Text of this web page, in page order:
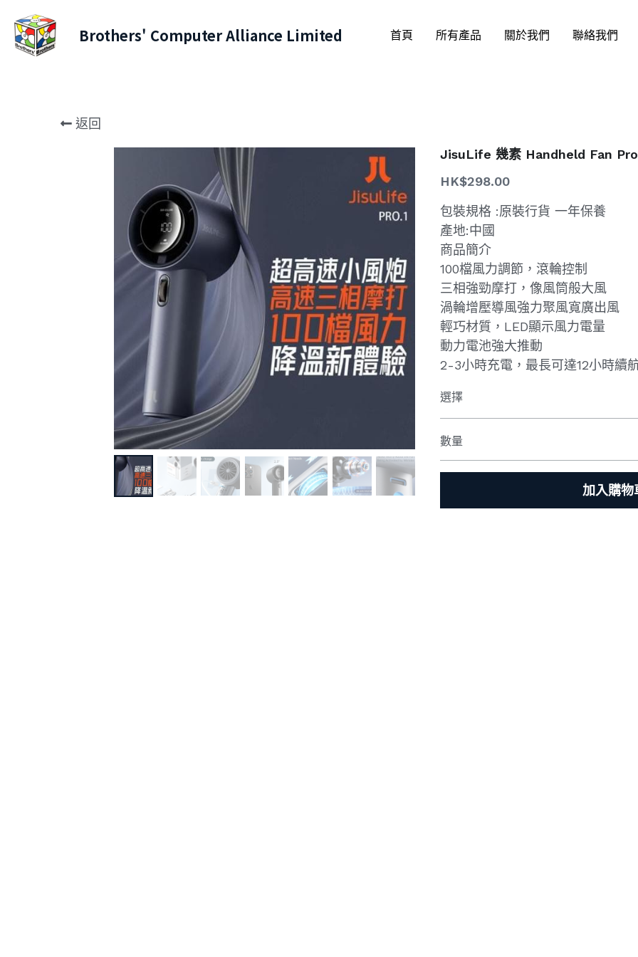
Brothers' Computer Alliance Limited 首頁 所有產品 關於我們 聯絡我們
返回
JisuLife 幾素 Handheld Fan
HK$298.00
包裝規格 :原裝行貨 一年保養
產地:中國
商品簡介
100檔風力調節，滾輪控制​
三相強勁摩打，像風筒般大風
渦輪增壓導風強力聚風寬廣出風
輕巧材質，LED顯示風力電量
動力電池強大推動
2-3小時充電，最長可達12小時續
選擇
數量
加入購物